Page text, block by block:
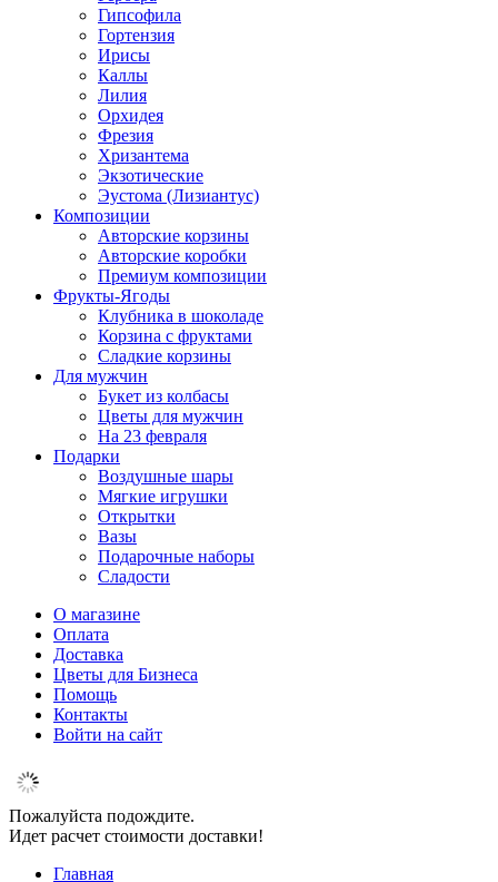
Гипсофила
Гортензия
Ирисы
Каллы
Лилия
Орхидея
Фрезия
Хризантема
Экзотические
Эустома (Лизиантус)
Композиции
Авторские корзины
Авторские коробки
Премиум композиции
Фрукты-Ягоды
Клубника в шоколаде
Корзина с фруктами
Сладкие корзины
Для мужчин
Букет из колбасы
Цветы для мужчин
На 23 февраля
Подарки
Воздушные шары
Мягкие игрушки
Открытки
Вазы
Подарочные наборы
Сладости
О магазине
Оплата
Доставка
Цветы для Бизнеса
Помощь
Контакты
Войти на сайт
Пожалуйста подождите.
Идет расчет стоимости доставки!
Главная